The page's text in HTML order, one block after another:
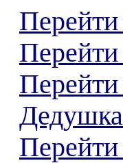
Перейти
Перейти